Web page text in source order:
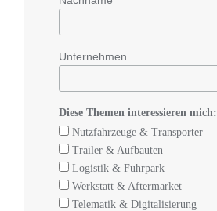
Unternehmen
Diese Themen interessieren mich:
Nutzfahrzeuge & Transporter
Trailer & Aufbauten
Logistik & Fuhrpark
Werkstatt & Aftermarket
Telematik & Digitalisierung